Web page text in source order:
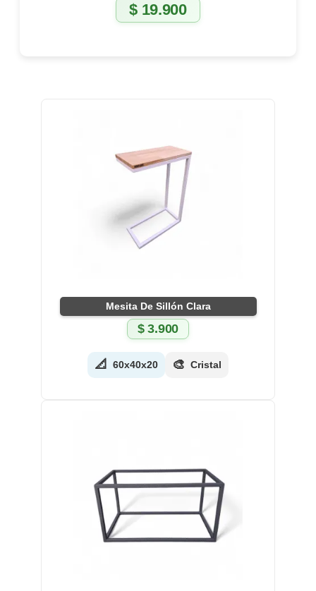
$19.900
Mesita De Sillón Clara
$3.900
📐 60x40x20 🎨 Cristal